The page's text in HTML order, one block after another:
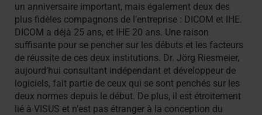
un anniversaire important, mais également deux des
plus fidèles compagnons de l’entreprise : DICOM et IHE.
DICOM a déjà 25 ans, et IHE 20 ans. Une raison
suffisante pour se pencher sur les débuts et les facteurs
de réussite de ces deux institutions. Dr. Jörg Riesmeier,
aujourd’hui consultant indépendant et développeur de
logiciels, fait partie de ceux qui se sont penchés sur les
deux normes depuis le début. De plus, il est étroitement
lié à VISUS et n’est pas étranger à la conception du